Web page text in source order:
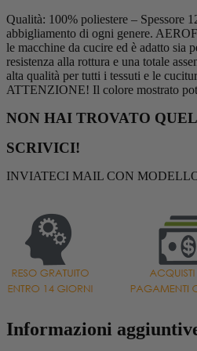
Qualità: 100% poliestere – Spessore
abbigliamento di ogni genere.
le macchine da cucire ed è adatto sia
resistenza alla rottura e una totale
alta qualità per tutti i tessuti e le
ATTENZIONE! Il colore mostrato
NON HAI TROVATO
SCRIVICI!
INVIATECI MAIL CON
Informazioni